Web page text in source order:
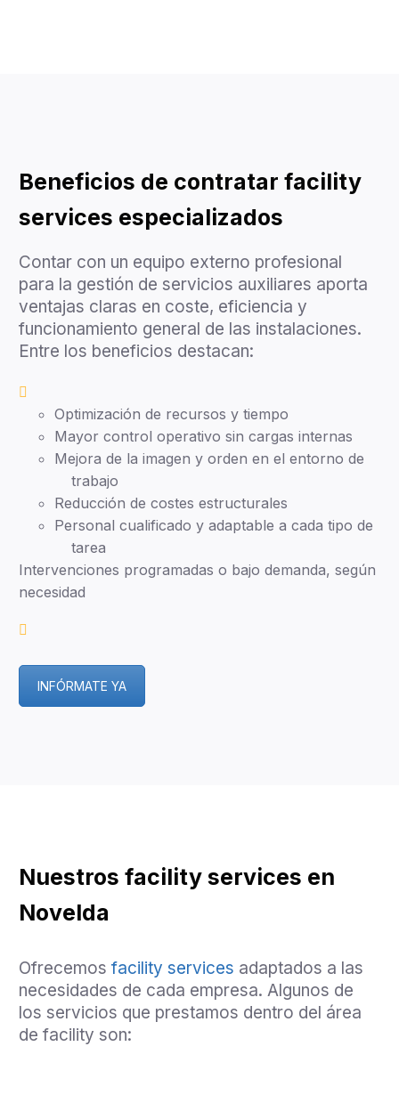
Beneficios de contratar facility
services especializados
Contar con un equipo externo profesional
para la gestión de servicios auxiliares aporta
ventajas claras en coste, eficiencia y
funcionamiento general de las instalaciones.
Entre los beneficios destacan:
Optimización de recursos y tiempo
Mayor control operativo sin cargas internas
Mejora de la imagen y orden en el entorno de
trabajo
Reducción de costes estructurales
Personal cualificado y adaptable a cada tipo de
tarea
Intervenciones programadas o bajo demanda, según
necesidad
INFÓRMATE YA
Nuestros facility services en
Novelda
Ofrecemos facility services adaptados a las
necesidades de cada empresa. Algunos de
los servicios que prestamos dentro del área
de facility son: